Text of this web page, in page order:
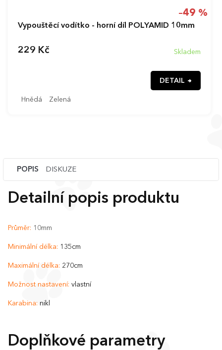
–49 %
Vypouštěcí vodítko - horní díl POLYAMID 10mm
Skladem
229 Kč
DETAIL
Hnědá Zelená
POPIS DISKUZE
Detailní popis produktu
Průměr: 10mm
Minimální délka: 135cm
Maximální délka: 270cm
Možnost nastavení: vlastní
Karabina: nikl
Doplňkové parametry